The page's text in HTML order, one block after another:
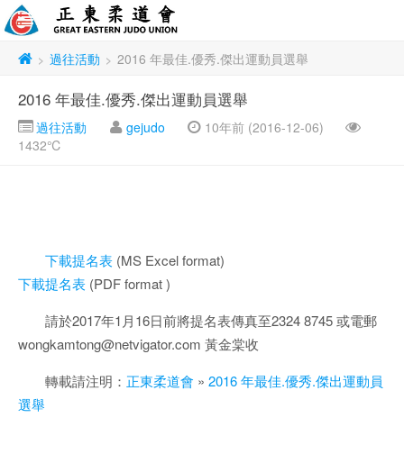
> 過往活動 > 2016 年最佳.優秀.傑出運動員選舉
2016 年最佳.優秀.傑出運動員選舉
過往活動 gejudo
10年前 (2016-12-06)
1432℃
下載提名表 (MS Excel format)
下載提名表 (PDF format )
請於2017年1月16日前將提名表傳真至2324 8745 或電郵
wongkamtong@netvigator.com 黃金棠收
轉載請注明： 正東柔道會 » 2016 年最佳.優秀.傑出運動員
選舉